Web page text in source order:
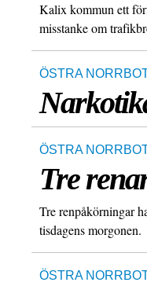
Kalix kommun ett
misstanke om
ÖSTRA
ÖSTRA
Tre
Tre renpåkörningar
tisdagens morgonen.
ÖSTRA